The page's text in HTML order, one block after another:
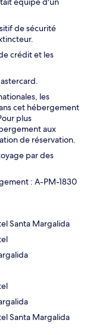
de sécurité
crédit et les
les
cet hébergement
plus
aux
de réservation.
par des
: A-PM-1830
Santa Margalida
Santa Margalida